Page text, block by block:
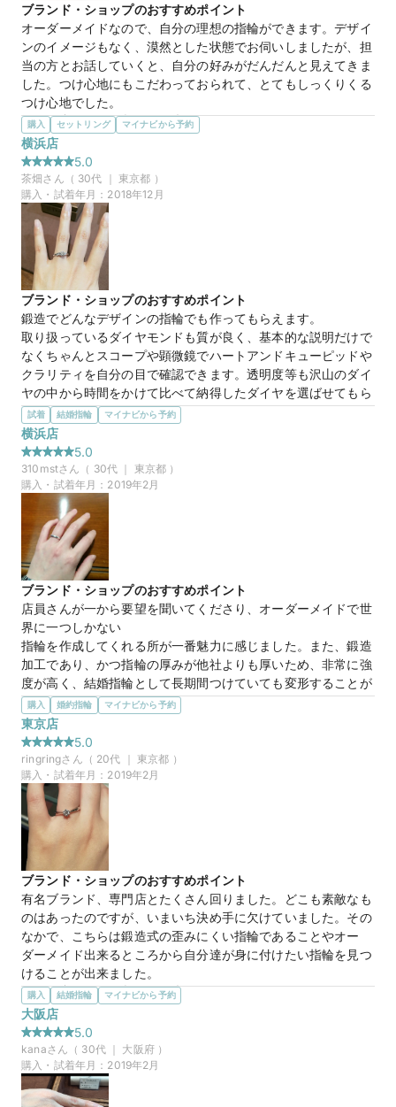
ブランド・ショップのおすすめポイント
オーダーメイドなので、自分の理想の指輪ができます。デザイ
ンのイメージもなく、漠然とした状態でお伺いしましたが、担
当の方とお話していくと、自分の好みがだんだんと見えてきま
した。つけ心地にもこだわっておられて、とてもしっくりくる
つけ心地でした。
選んだ商品を気に入った理由
鍛造製法の指輪が欲しかったのでこちらのお店にお伺いしまし
た。オーダーメイドなのでデザインはもちろん指輪の幅や内側
の仕上げなどつけ心地の好みも色々と聞き出してくださいまし
た。全て自分好みに仕上がり、指輪のサイズも仮の指輪でしっ
かりお試しをしたあとで正式決定するので安心だなと思いまし
た。
購入 セットリング マイナビから予約
横浜店
5.0
茶畑さん（ 30代 ｜ 東京都 ）
購入・試着年月： 2018年12月
ブランド・ショップのおすすめポイント
鍛造でどんなデザインの指輪でも作ってもらえます。
取り扱っているダイヤモンドも質が良く、基本的な説明だけで
なくちゃんとスコープや顕微鏡でハートアンドキューピッドや
クラリティを自分の目で確認できます。透明度等も沢山のダイ
ヤの中から時間をかけて比べて納得したダイヤを選ばせてもら
えます。
選んだ商品を気に入った理由
オーダーメイドで作ってもらえるからです。沢山の作品例を見
せてもらえるので、具体的に好きなデザインの指輪がイメージ
でき、爪留めの形までカスタマイズの指定をさせていただけ
て、本当に自分が欲しい世界で一つだけの指輪になるという点
が気に入りました。
この店舗の良かったところ
スタッフさんがとても素晴らしいです。最初の来店時から、も
ちろん丁寧で解りやすい説明をしてくださり好印象だったので
すが、次に伺った時に対応してくださったスタッフさんもデザ
イン案が二転三転して打ち合わせが長引いてしまった時も懇切
丁寧に対応してくださり、
お店にとても誠実な印象を受け購入を決めました。
マイナビ限定 来店特典
この店舗のおすすめ特典情報
TANZOとマイナビウエディングから最大61,000円分の特典をプレ
ゼント！
試着 結婚指輪 マイナビから予約
横浜店
5.0
310mstさん（ 30代 ｜ 東京都 ）
購入・試着年月： 2019年2月
ブランド・ショップのおすすめポイント
店員さんが一から要望を聞いてくださり、オーダーメイドで世
界に一つしかない
指輪を作成してくれる所が一番魅力に感じました。また、鍛造
加工であり、かつ指輪の厚みが他社よりも厚いため、非常に強
度が高く、結婚指輪として長期間つけていても変形することが
ない
のがおすすめです。
選んだ商品を気に入った理由
付け心地を試すために、無料でシルバーリングをプレゼントし
てくれるそうです。そのため、シルバーリングをつけながら生
活して付け心地を確認し、その結果を反映してプラチナでリン
グを作成してくれるため、作った後に付け心地が悪いというこ
とがないので安心であると感じました。
マイナビ限定 来店特典
この店舗のおすすめ特典情報
TANZOとマイナビウエディングから最大61,000円分の特典をプレ
ゼント！
購入 婚約指輪 マイナビから予約
東京店
5.0
ringringさん（ 20代 ｜ 東京都 ）
購入・試着年月： 2019年2月
ブランド・ショップのおすすめポイント
有名ブランド、専門店とたくさん回りました。どこも素敵なも
のはあったのですが、いまいち決め手に欠けていました。その
なかで、こちらは鍛造式の歪みにくい指輪であることやオー
ダーメイド出来るところから自分達が身に付けたい指輪を見つ
けることが出来ました。
選んだ商品を気に入った理由
結婚指輪もこちらで購入しましたが、重ね付けしたときにぴっ
たりなこと、ダイヤを決めるまで時間が非常に掛かりました
が、店員の方も急かさず嫌な顔をせずに最後までお付き合い頂
きました。室内で見たときと外で見たときではダイヤの輝きが
違うということで外で見比べさせてもらいました。
購入 結婚指輪 マイナビから予約
大阪店
5.0
kanaさん（ 30代 ｜ 大阪府）
購入・試着年月： 2019年2月